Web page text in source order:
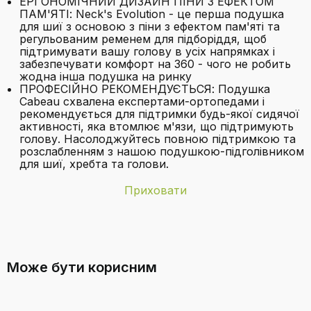
ПАМ'ЯТІ: Neck's Evolution - це перша подушка
для шиї з основою з піни з ефектом пам'яті та
регульованим ременем для підборіддя, щоб
підтримувати вашу голову в усіх напрямках і
забезпечувати комфорт на 360 - чого не робить
жодна інша подушка на ринку
ПРОФЕСІЙНО РЕКОМЕНДУЄТЬСЯ: Подушка
Cabeau схвалена експертами-ортопедами і
рекомендується для підтримки будь-якої сидячої
активності, яка втомлює м'язи, що підтримують
голову. Насолоджуйтесь повною підтримкою та
розслабленням з нашою подушкою-підголівником
для шиї, хребта та голови.
Приховати
Віковий діапазон
Дорослих
Може бути корисним